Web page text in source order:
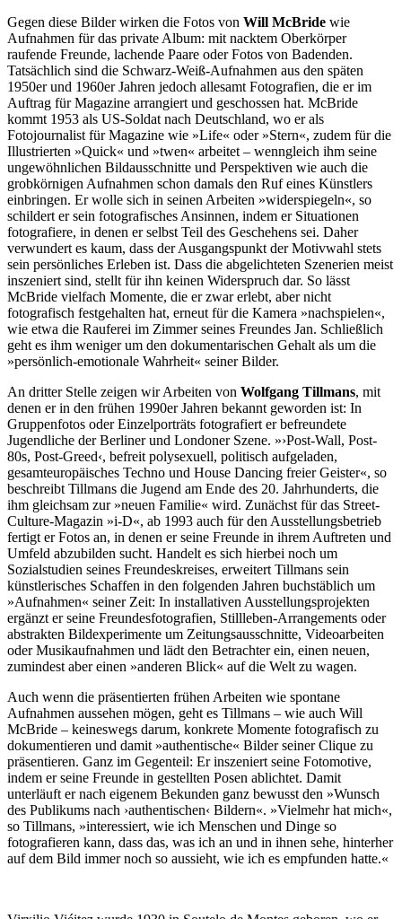
Gegen diese Bilder wirken die Fotos von Will McBride wie
Aufnahmen für das private Album: mit nacktem Oberkörper
raufende Freunde, lachende Paare oder Fotos von Badenden.
Tatsächlich sind die Schwarz-Weiß-Aufnahmen aus den späten
1950er und 1960er Jahren jedoch allesamt Fotografien, die er im
Auftrag für Magazine arrangiert und geschossen hat. McBride
kommt 1953 als US-Soldat nach Deutschland, wo er als
Fotojournalist für Magazine wie »Life« oder »Stern«, zudem für die
Illustrierten »Quick« und »twen« arbeitet – wenngleich ihm seine
ungewöhnlichen Bildausschnitte und Perspektiven wie auch die
grobkörnigen Aufnahmen schon damals den Ruf eines Künstlers
einbringen. Er wolle sich in seinen Arbeiten »widerspiegeln«, so
schildert er sein fotografisches Ansinnen, indem er Situationen
fotografiere, in denen er selbst Teil des Geschehens sei. Daher
verwundert es kaum, dass der Ausgangspunkt der Motivwahl stets
sein persönliches Erleben ist. Dass die abgelichteten Szenerien meist
inszeniert sind, stellt für ihn keinen Widerspruch dar. So lässt
McBride vielfach Momente, die er zwar erlebt, aber nicht
fotografisch festgehalten hat, erneut für die Kamera »nachspielen«,
wie etwa die Rauferei im Zimmer seines Freundes Jan. Schließlich
geht es ihm weniger um den dokumentarischen Gehalt als um die
»persönlich-emotionale Wahrheit« seiner Bilder.
An dritter Stelle zeigen wir Arbeiten von Wolfgang Tillmans, mit
denen er in den frühen 1990er Jahren bekannt geworden ist: In
Gruppenfotos oder Einzelporträts fotografiert er befreundete
Jugendliche der Berliner und Londoner Szene. »›Post-Wall, Post-
80s, Post-Greed‹, befreit polysexuell, politisch aufgeladen,
gesamteuropäisches Techno und House Dancing freier Geister«, so
beschreibt Tillmans die Jugend am Ende des 20. Jahrhunderts, die
ihm gleichsam zur »neuen Familie« wird. Zunächst für das Street-
Culture-Magazin »i-D«, ab 1993 auch für den Ausstellungsbetrieb
fertigt er Fotos an, in denen er seine Freunde in ihrem Auftreten und
Umfeld abzubilden sucht. Handelt es sich hierbei noch um
Sozialstudien seines Freundeskreises, erweitert Tillmans sein
künstlerisches Schaffen in den folgenden Jahren buchstäblich um
»Aufnahmen« seiner Zeit: In installativen Ausstellungsprojekten
ergänzt er seine Freundesfotografien, Stillleben-Arrangements oder
abstrakten Bildexperimente um Zeitungsausschnitte, Videoarbeiten
oder Musikaufnahmen und lädt den Betrachter ein, einen neuen,
zumindest aber einen »anderen Blick« auf die Welt zu wagen.
Auch wenn die präsentierten frühen Arbeiten wie spontane
Aufnahmen aussehen mögen, geht es Tillmans – wie auch Will
McBride – keineswegs darum, konkrete Momente fotografisch zu
dokumentieren und damit »authentische« Bilder seiner Clique zu
präsentieren. Ganz im Gegenteil: Er inszeniert seine Fotomotive,
indem er seine Freunde in gestellten Posen ablichtet. Damit
unterläuft er nach eigenem Bekunden ganz bewusst den »Wunsch
des Publikums nach ›authentischen‹ Bildern«. »Vielmehr hat mich«,
so Tillmans, »interessiert, wie ich Menschen und Dinge so
fotografieren kann, dass das, was ich an und in ihnen sehe, hinterher
auf dem Bild immer noch so aussieht, wie ich es empfunden hatte.«